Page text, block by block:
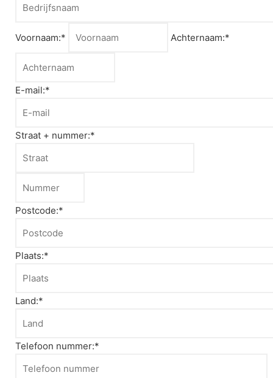
Voornaam:* Achternaam:*
E-mail:*
Straat + nummer:*
Postcode:*
Plaats:*
Land:*
Telefoon nummer:*